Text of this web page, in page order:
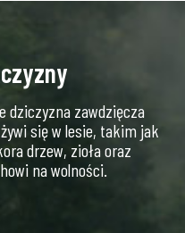
dziczyzna zawdzięcza
się w lesie, takim jak
drzew, zioła oraz
na wolności.